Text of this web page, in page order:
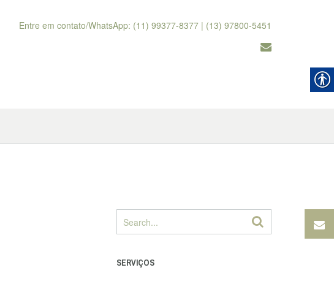
Entre em contato/WhatsApp: (11) 99377-8377 | (13) 97800-5451
SERVIÇOS